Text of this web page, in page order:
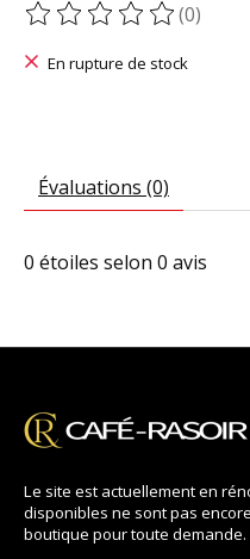
Ce produit est évalué à
(0)
En rupture de stock
Évaluations (0)
0 étoiles selon 0 avis
Le site est actuellement en
disponibles ne sont pas
boutique pour toute